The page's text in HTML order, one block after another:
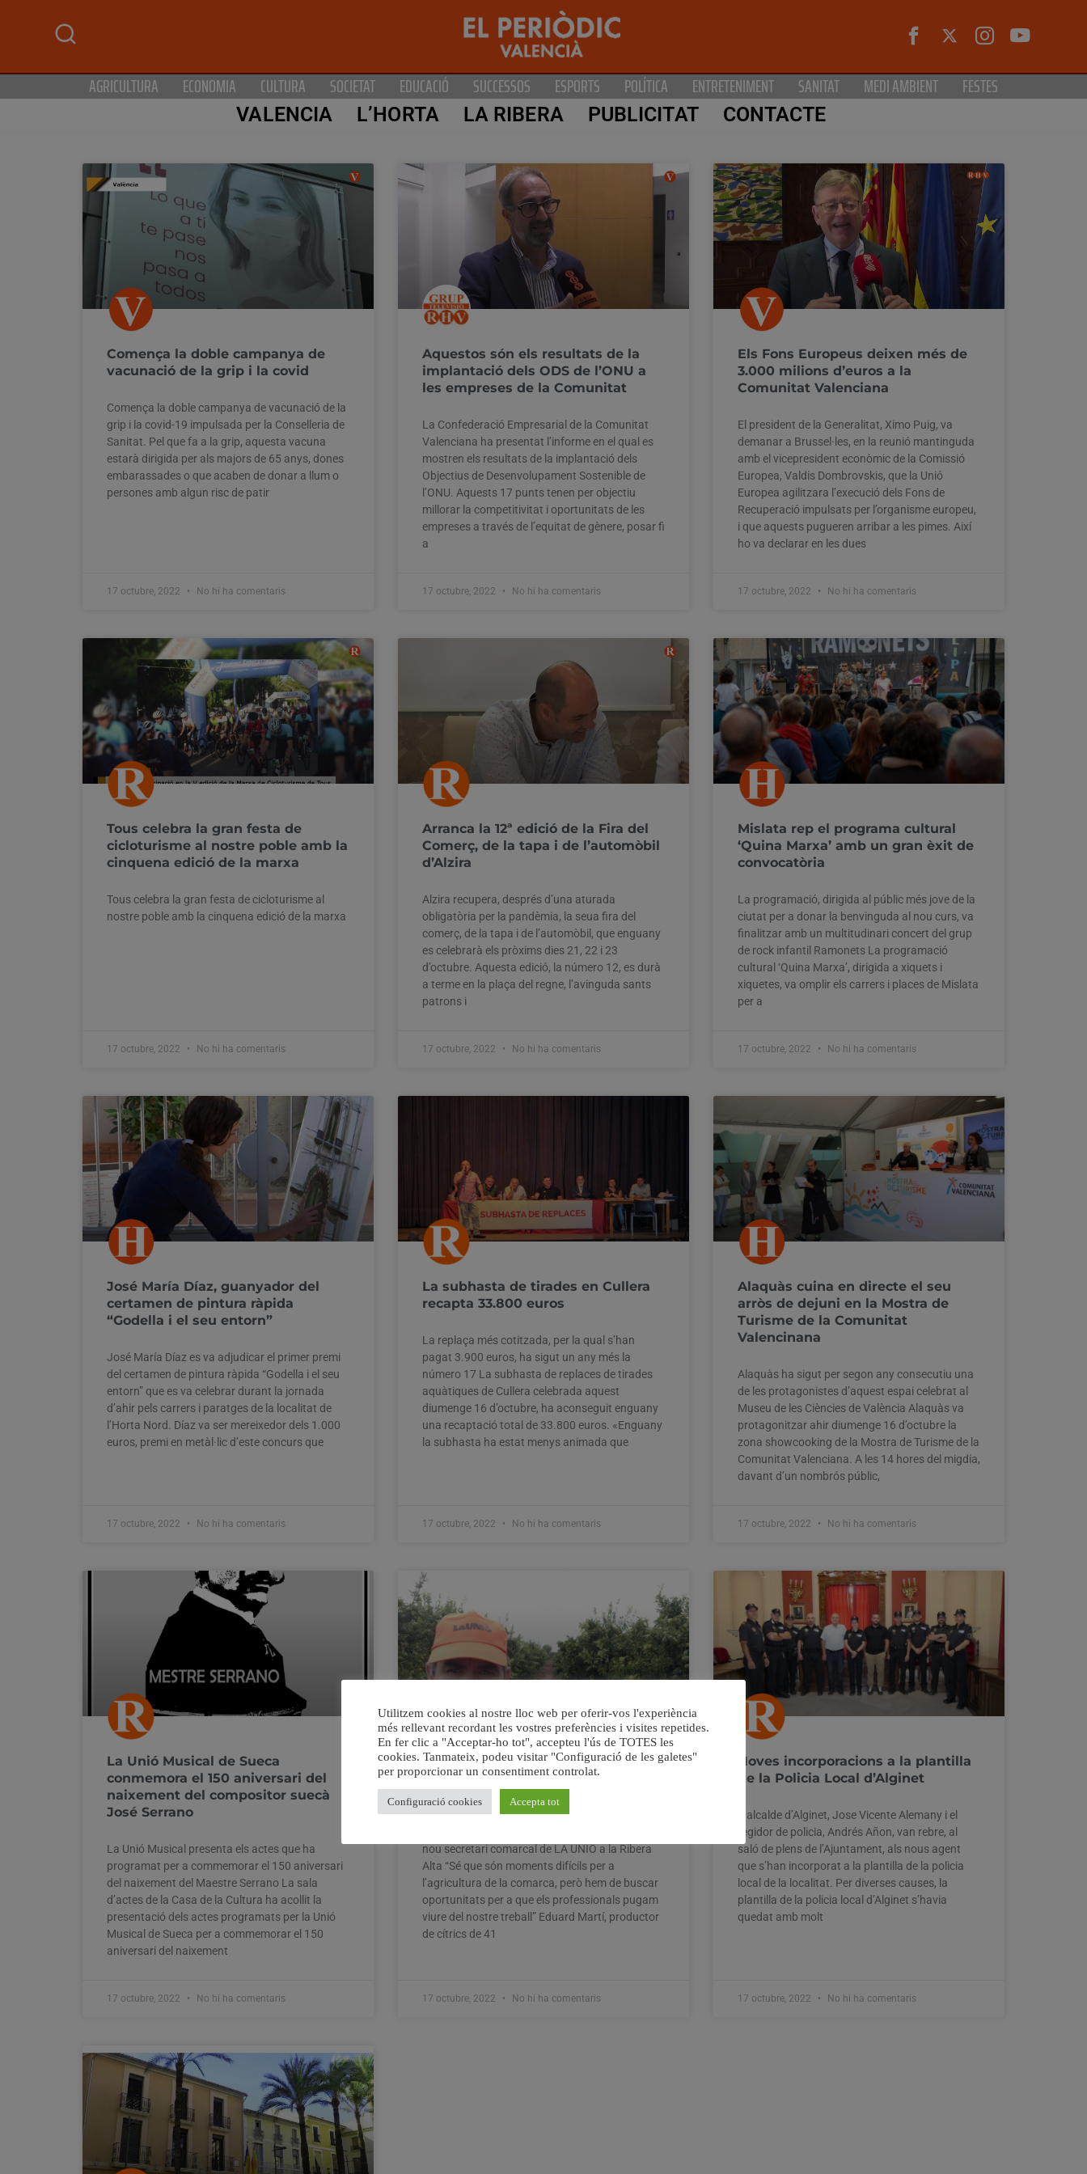
AGRICULTURA ECONOMIA CULTURA SOCIETAT EDUCACIÓ SUCCESSOS ESPORTS POLÍTICA ENTRETENIMENT SANITAT MEDI AMBIENT FESTES
VALENCIA L’HORTA LA RIBERA PUBLICITAT CONTACTE
Comença la doble campanya de
vacunació de la grip i la covid
Comença la doble campanya de vacunació de la
grip i la covid-19 impulsada per la Conselleria de
Sanitat. Pel que fa a la grip, aquesta vacuna
estarà dirigida per als majors de 65 anys, dones
embarassades o que acaben de donar a llum o
persones amb algun risc de patir
17 octubre, 2022 No hi ha comentaris
Aquestos són els resultats de la
implantació dels ODS de l’ONU a
les empreses de la Comunitat
La Confederació Empresarial de la Comunitat
Valenciana ha presentat l’informe en el qual es
mostren els resultats de la implantació dels
Objectius de Desenvolupament Sostenible de
l’ONU. Aquests 17 punts tenen per objectiu
millorar la competitivitat i oportunitats de les
empreses a través de l’equitat de gènere, posar fi
a
17 octubre, 2022 No hi ha comentaris
Els Fons Europeus deixen més de
3.000 milions d’euros a la
Comunitat Valenciana
El president de la Generalitat, Ximo Puig, va
demanar a Brussel·les, en la reunió mantinguda
amb el vicepresident econòmic de la Comissió
Europea, Valdis Dombrovskis, que la Unió
Europea agilitzara l’execució dels Fons de
Recuperació impulsats per l’organisme europeu,
i que aquests pugueren arribar a les pimes. Així
ho va declarar en les dues
17 octubre, 2022 No hi ha comentaris
Tous celebra la gran festa de
cicloturisme al nostre poble amb la
cinquena edició de la marxa
Tous celebra la gran festa de cicloturisme al
nostre poble amb la cinquena edició de la marxa
17 octubre, 2022 No hi ha comentaris
Arranca la 12ª edició de la Fira del
Comerç, de la tapa i de l’automòbil
d’Alzira
Alzira recupera, després d’una aturada
obligatòria per la pandèmia, la seua fira del
comerç, de la tapa i de l’automòbil, que enguany
es celebrarà els pròxims dies 21, 22 i 23
d’octubre. Aquesta edició, la número 12, es durà
a terme en la plaça del regne, l’avinguda sants
patrons i
17 octubre, 2022 No hi ha comentaris
Mislata rep el programa cultural
‘Quina Marxa’ amb un gran èxit de
convocatòria
La programació, dirigida al públic més jove de la
ciutat per a donar la benvinguda al nou curs, va
finalitzar amb un multitudinari concert del grup
de rock infantil Ramonets La programació
cultural ‘Quina Marxa’, dirigida a xiquets i
xiquetes, va omplir els carrers i places de Mislata
per a
17 octubre, 2022 No hi ha comentaris
José María Díaz, guanyador del
certamen de pintura ràpida
“Godella i el seu entorn”
José María Díaz es va adjudicar el primer premi
del certamen de pintura ràpida “Godella i el seu
entorn” que es va celebrar durant la jornada
d’ahir pels carrers i paratges de la localitat de
l’Horta Nord. Díaz va ser mereixedor dels 1.000
euros, premi en metàl·lic d’este concurs que
17 octubre, 2022 No hi ha comentaris
La subhasta de tirades en Cullera
recapta 33.800 euros
La replaça més cotitzada, per la qual s’han
pagat 3.900 euros, ha sigut un any més la
número 17 La subhasta de replaces de tirades
aquàtiques de Cullera celebrada aquest
diumenge 16 d’octubre, ha aconseguit enguany
una recaptació total de 33.800 euros. «Enguany
la subhasta ha estat menys animada que
17 octubre, 2022 No hi ha comentaris
Alaquàs cuina en directe el seu
arròs de dejuni en la Mostra de
Turisme de la Comunitat
Valencinana
Alaquàs ha sigut per segon any consecutiu una
de les protagonistes d’aquest espai celebrat al
Museu de les Ciències de València Alaquàs va
protagonitzar ahir diumenge 16 d’octubre la
zona showcooking de la Mostra de Turisme de la
Comunitat Valenciana. A les 14 hores del migdia,
davant d’un nombrós públic,
17 octubre, 2022 No hi ha comentaris
La Unió Musical de Sueca
conmemora el 150 aniversari del
naixement del compositor suecà
José Serrano
La Unió Musical presenta els actes que ha
programat per a commemorar el 150 aniversari
del naixement del Maestre Serrano La sala
d’actes de la Casa de la Cultura ha acollit la
presentació dels actes programats per la Unió
Musical de Sueca per a commemorar el 150
aniversari del naixement
17 octubre, 2022 No hi ha comentaris
Eduard Martí, nou secretari
comarcal de LA UNIÓ a la Ribera
Alta
nou secretari comarcal de LA UNIÓ a la Ribera
Alta “Sé que són moments difícils per a
l’agricultura de la comarca, però hem de buscar
oportunitats per a que els professionals pugam
viure del nostre treball” Eduard Martí, productor
de cítrics de 41
17 octubre, 2022 No hi ha comentaris
Noves incorporacions a la plantilla
de la Policia Local d’Alginet
L’alcalde d’Alginet, Jose Vicente Alemany i el
regidor de policia, Andrés Añon, van rebre, al
saló de plens de l’Ajuntament, als nous agent
que s’han incorporat a la plantilla de la policia
local de la localitat. Per diverses causes, la
plantilla de la policia local d’Alginet s’havia
quedat amb molt
17 octubre, 2022 No hi ha comentaris
Utilitzem cookies al nostre lloc web per oferir-vos l'experiència
més rellevant recordant les vostres preferències i visites repetides.
En fer clic a "Acceptar-ho tot", accepteu l'ús de TOTES les
cookies. Tanmateix, podeu visitar "Configuració de les galetes"
per proporcionar un consentiment controlat.
Configuració cookies Accepta tot